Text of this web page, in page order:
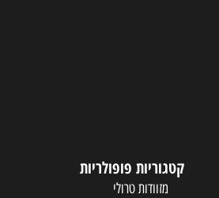
קטגוריות פופולריות
מזוודות טרולי